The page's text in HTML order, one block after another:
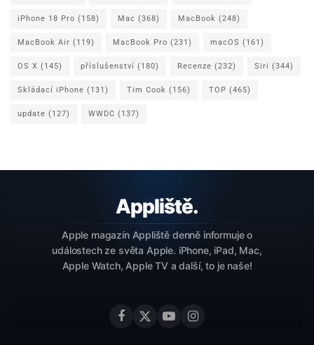
iPhone 18 Pro (158) Mac (368) MacBook (248)
MacBook Air (119) MacBook Pro (231) macOS (161)
OS X (145) příslušenství (180) Recenze (232) Siri (344)
Skládací iPhone (131) Tim Cook (156) TOP (465)
update (127) WWDC (137)
Apple magazín Appliště denně informuje o
událostech ze světa Apple. iPhone, iPad, Mac,
Apple Watch, Apple TV a další, to je naše!